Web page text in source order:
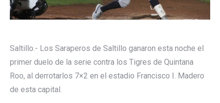
Saltillo.- Los Saraperos de Saltillo ganaron esta noche el
primer duelo de la serie contra los Tigres de Quintana
Roo, al derrotarlos 7×2 en el estadio Francisco I. Madero
de esta capital.